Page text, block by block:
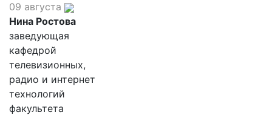
09 августа
Нина Ростова
заведующая
кафедрой
телевизионных,
радио и интернет
технологий
факультета